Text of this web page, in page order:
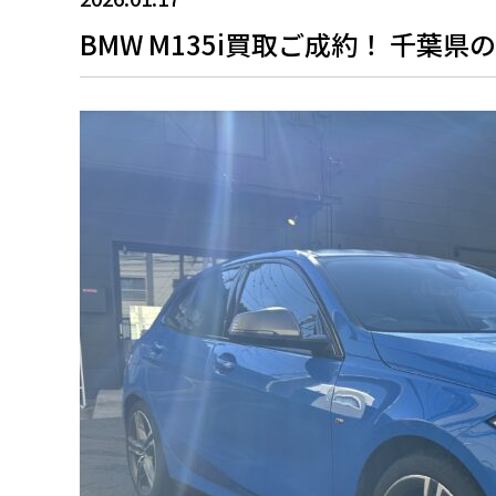
BMW M135i買取ご成約！ 千葉県